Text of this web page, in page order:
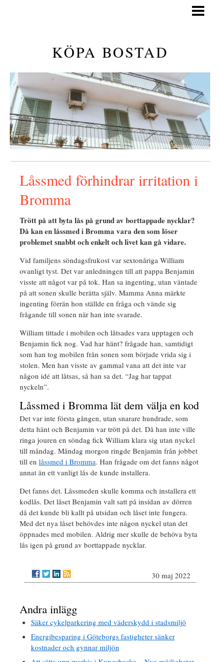
GENERELLA TIPS
KÖPA BOSTAD GUIDE
BLOGG
KÖPA BOSTAD
Låssmed förhindrar irritation i
Bromma
Trött på att byta lås på grund av borttappade nycklar?
Då kan en låssmed i Bromma vara den som löser
problemet snabbt och enkelt och livet kan gå vidare.
Vid familjens söndagsfrukost var sextonåriga William
ovanligt tyst. Det var anledningen till att pappa Benjamin
visste att något var på tok. Han sa ingenting, utan väntade
på att sonen skulle berätta själv. Mamma Anna märkte
ingenting förrän hon ställde en fråga och vände sig
frågande till sonen när han inte svarade.
William tittade i mobilen och låtsades vara upptagen och
Benjamin fick nog. Vad har hänt? frågade han, samtidigt
som han tog mobilen från sonen som började vrida sig i
stolen. Men han visste av gammal vana att det inte var
någon idé att låtsas, så han sa det. “Jag har tappat
nyckeln”.
Låssmed i Bromma lät dem välja en kod
Det var inte första gången, utan snarare hundrade, som
detta hänt och Benjamin var trött på det. Då han inte ville
ringa jouren en söndag fick William klara sig utan nyckel
till måndag. Måndag morgon ringde Benjamin från jobbet
till en låssmed i Bromma. Han frågade om det fanns något
annat än ett vanligt lås de kunde installera.
Det fanns det. Låssmeden skulle komma och installera ett
kodlås. Det låset Benjamin valt satt på insidan av dörren
då det kunde bli kallt på utsidan och låset inte fungera.
Med det nya låset behövdes inte någon nyckel utan det
öppnades med mobilen. Aldrig mer skulle de behöva byta
lås igen på grund av borttappade nycklar.
30 maj 2022
Andra inlägg
Säker cykelparkering med väderskydd i stadsmiljö
Energibesparing i Göteborgs fastigheter sänker
kostnader och gynnar miljön